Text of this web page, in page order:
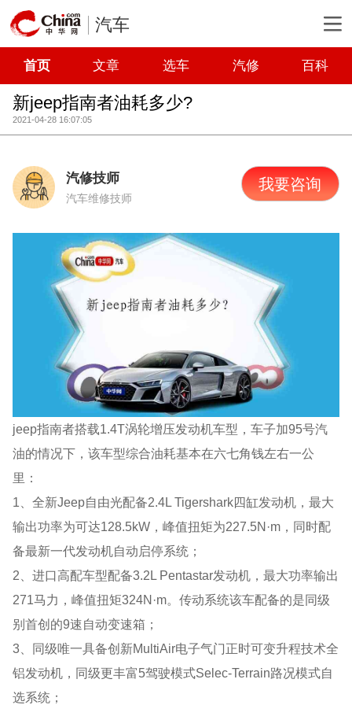
汽车
首页 文章 选车 汽修 百科
新jeep指南者油耗多少?
2021-04-28 16:07:05
汽修技师
汽车维修技师
我要咨询
jeep指南者搭载1.4T涡轮增压发动机车型，车子加95号汽
油的情况下，该车型综合油耗基本在六七角钱左右一公
里：
1、全新Jeep自由光配备2.4L Tigershark四缸发动机，最大
输出功率为可达128.5kW，峰值扭矩为227.5N·m，同时配
备最新一代发动机自动启停系统；
2、进口高配车型配备3.2L Pentastar发动机，最大功率输出
271马力，峰值扭矩324N·m。传动系统该车配备的是同级
别首创的9速自动变速箱；
3、同级唯一具备创新MultiAir电子气门正时可变升程技术全
铝发动机，同级更丰富5驾驶模式Selec-Terrain路况模式自
选系统；